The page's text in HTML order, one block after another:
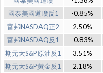
國泰美國道瓊反1
-0.85%
富邦NASDAQ正2
2.50%
富邦NASDAQ反1
-0.83%
期元大S&P原油反1
3.51%
期元大S&P黃金反1
2.18%